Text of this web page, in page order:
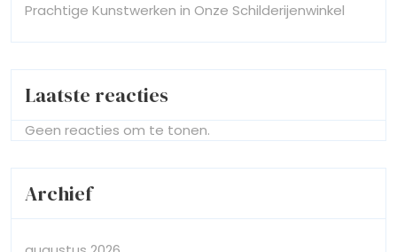
Prachtige Kunstwerken in Onze Schilderijenwinkel
Laatste reacties
Geen reacties om te tonen.
Archief